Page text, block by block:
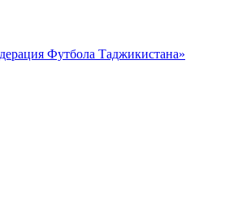
Футбола Таджикистана»